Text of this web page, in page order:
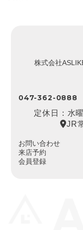
株式会社
047-362-0888
定休日：水
JR
お問い合わせ
来店予約
会員登録